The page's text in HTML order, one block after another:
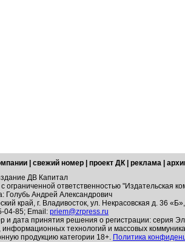
свежий номер проект ДК реклама
ДВ Капитал
ограниченной ответственностью "Издательская
Голубь Андрей Александрович
край, г. Владивосток, ул. Некрасовская д. 36
04-85; Email: priem@zrpress.ru
и дата принятия решения о регистрации: серия
информационных технологий и массовых
продукцию категории 18+. Политика